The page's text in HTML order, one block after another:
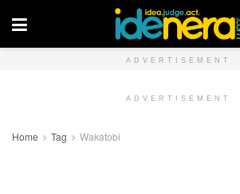
ADVERTISEMENT
ADVERTISEMENT
Home Tag Wakatobi